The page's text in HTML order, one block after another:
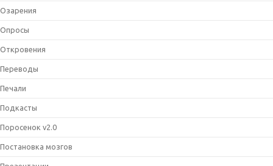
Озарения
Опросы
Откровения
Переводы
Печали
Подкасты
Поросенок v2.0
Постановка мозгов